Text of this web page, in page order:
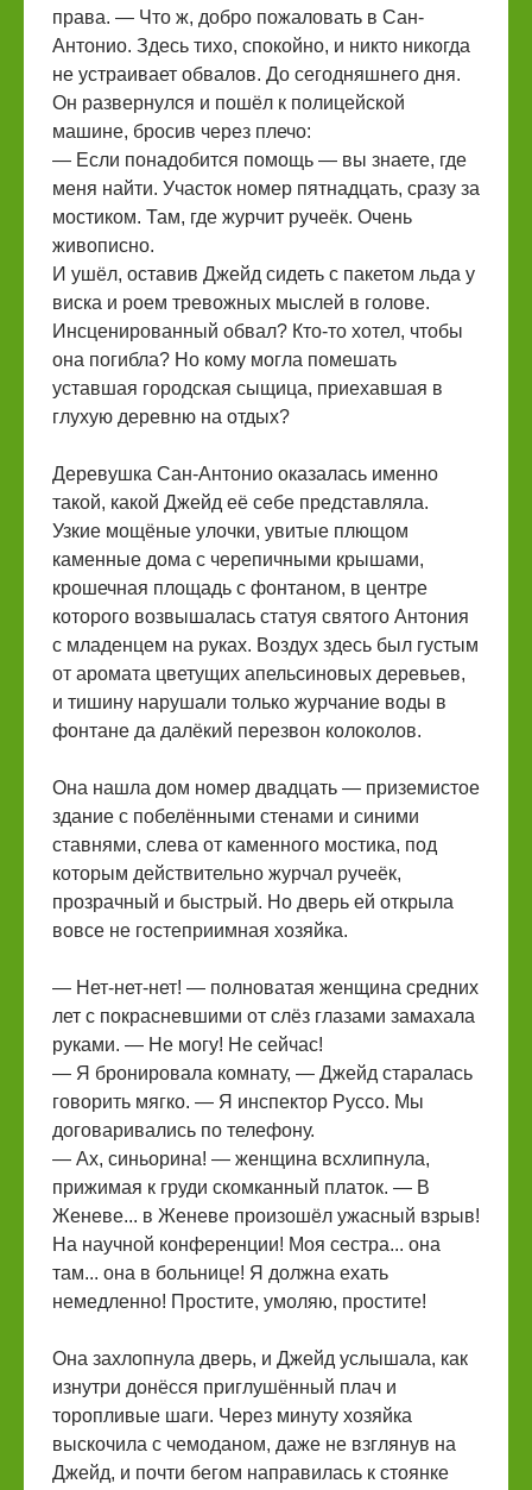
права. — Что ж, добро пожаловать в Сан-
Антонио. Здесь тихо, спокойно, и никто никогда
не устраивает обвалов. До сегодняшнего дня.
Он развернулся и пошёл к полицейской
машине, бросив через плечо:
— Если понадобится помощь — вы знаете, где
меня найти. Участок номер пятнадцать, сразу за
мостиком. Там, где журчит ручеёк. Очень
живописно.
И ушёл, оставив Джейд сидеть с пакетом льда у
виска и роем тревожных мыслей в голове.
Инсценированный обвал? Кто-то хотел, чтобы
она погибла? Но кому могла помешать
уставшая городская сыщица, приехавшая в
глухую деревню на отдых?
Деревушка Сан-Антонио оказалась именно
такой, какой Джейд её себе представляла.
Узкие мощёные улочки, увитые плющом
каменные дома с черепичными крышами,
крошечная площадь с фонтаном, в центре
которого возвышалась статуя святого Антония
с младенцем на руках. Воздух здесь был густым
от аромата цветущих апельсиновых деревьев,
и тишину нарушали только журчание воды в
фонтане да далёкий перезвон колоколов.
Она нашла дом номер двадцать — приземистое
здание с побелёнными стенами и синими
ставнями, слева от каменного мостика, под
которым действительно журчал ручеёк,
прозрачный и быстрый. Но дверь ей открыла
вовсе не гостеприимная хозяйка.
— Нет-нет-нет! — полноватая женщина средних
лет с покрасневшими от слёз глазами замахала
руками. — Не могу! Не сейчас!
— Я бронировала комнату, — Джейд старалась
говорить мягко. — Я инспектор Руссо. Мы
договаривались по телефону.
— Ах, синьорина! — женщина всхлипнула,
прижимая к груди скомканный платок. — В
Женеве... в Женеве произошёл ужасный взрыв!
На научной конференции! Моя сестра... она
там... она в больнице! Я должна ехать
немедленно! Простите, умоляю, простите!
Она захлопнула дверь, и Джейд услышала, как
изнутри донёсся приглушённый плач и
торопливые шаги. Через минуту хозяйка
выскочила с чемоданом, даже не взглянув на
Джейд, и почти бегом направилась к стоянке